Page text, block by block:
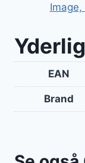
EAN
Brand